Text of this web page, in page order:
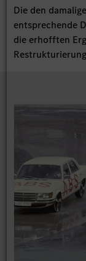
Die den
entsprechende
die erhofften